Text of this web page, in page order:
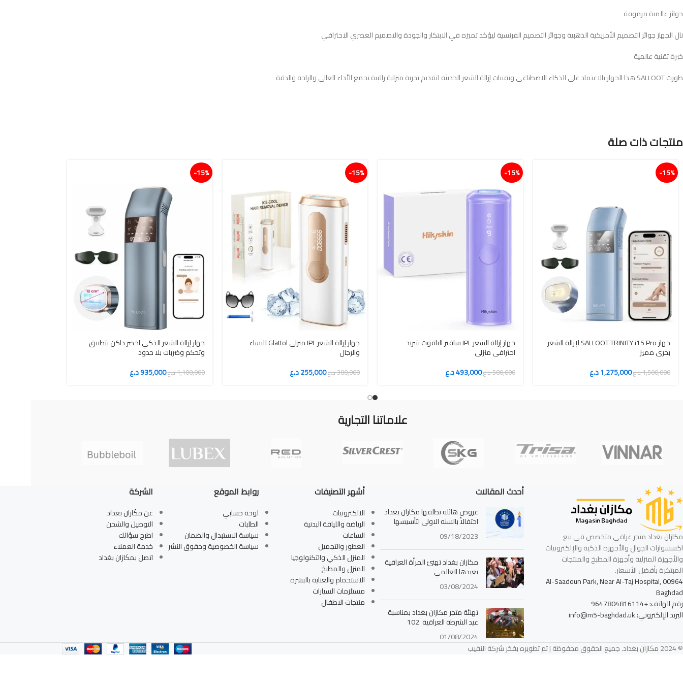
جوائز عالمية مرموقة
نال الجهاز جوائز التصميم الأمريكية الذهبية وجوائز التصميم الفرنسية ليؤكد تميزه في الابتكار والجودة والتصميم العصري الاحترافي
خبرة تقنية عالمية
طورت SALLOOT هذا الجهاز بالاعتماد على الذكاء الاصطناعي وتقنيات إزالة الشعر الحديثة لتقديم تجربة منزلية راقية تجمع الأداء العالي والراحة والدقة
منتجات ذات صلة
15%-
جهاز SALLOOT TRINITY i15 Pro لإزالة الشعر
بحري مميز
1,500,000د.ع1,275,000د.ع
15%-
جهاز إزالة الشعر IPL سافير الياقوت بتبريد
احترافي منزلي
580,000د.ع493,000د.ع
15%-
جهاز إزالة الشعر IPL منزلي Glattol للنساء
والرجال
300,000د.ع255,000د.ع
15%-
جهاز إزالة الشعر الذكي اخضر داكن بتطبيق
وتحكم وضربات بلا حدود
1,100,000د.ع935,000د.ع
علاماتنا التجارية
مكازان بغداد متجر عراقي متخصص في بيع
اكسسوارات الجوال والأجهزة الذكية والإلكترونيات
والأجهزة المنزلية وأجهزة المطبخ والمنتجات
المبتكرة بأفضل الأسعار.
Al-Saadoun Park, Near Al-Taj Hospital, 00964
Baghdad
رقم الهاتف: +9647804816114
البريد الإلكتروني: info@m5-baghdad.uk
أحدث المقالات
عروض هائله تطلقها مكازان بغداد
احتفالاً بالسنه الاولى لتأسيسها
09/18/2023
مكازان بغداد تهنئ المرأة العراقية
بعيدها العالمي
03/08/2024
تهنئة متجر مكازان بغداد بمناسبة
عيد الشرطة العراقية 102
01/08/2024
أشهر التصنيفات
الالكترونيات
الرياضة واللياقة البدنية
الساعات
العطور والتجميل
المنزل الذكي والتكنولوجيا
المنزل والمطبخ
الاستحمام والعناية بالبشرة
مستلزمات السيارات
منتجات الاطفال
روابط الموقع
لوحة حسابي
الطلبات
سياسة الاستبدال والضمان
سياسة الخصوصية وحقوق النشر
الشركة
عن مكَازان بغداد
التوصيل والشحن
اطرح سؤالك
خدمة العملاء
اتصل بمكَازان بغداد
© 2024 مكَازان بغداد. جميع الحقوق محفوظة | تم تطويره بفخر شركة النقيب